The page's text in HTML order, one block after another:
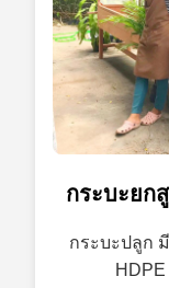
กระบะยก
กระบะปลูก